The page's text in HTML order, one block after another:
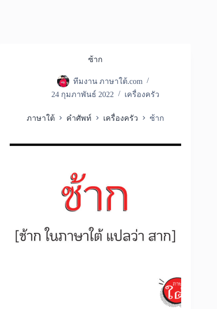
ซ้าก
ทีมงาน ภาษาใต้.com
24 กุมภาพันธ์ 2022
เครื่องครัว
ภาษาใต้ คำศัพท์ เครื่องครัว ซ้าก